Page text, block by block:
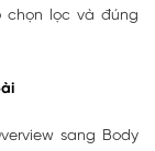
chọn lọc và đúng
sang Body